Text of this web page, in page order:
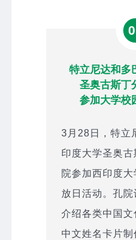
特立尼达和多
圣奥古斯丁
参加大学校
3月28日，特立
印度大学圣奥
院参加西印度
放日活动。孔院
介绍各类中国
中文姓名卡片制